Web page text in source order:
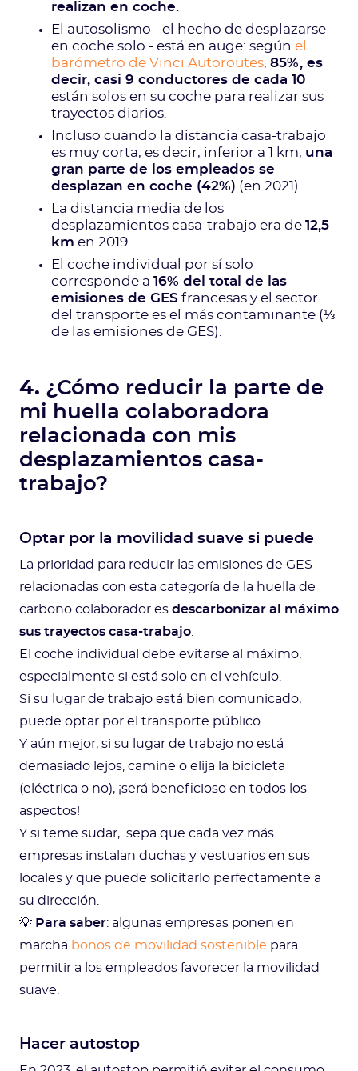
realizan en coche.
El autosolismo - el hecho de desplazarse
en coche solo - está en auge: según el
barómetro de Vinci Autoroutes, 85%, es
decir, casi 9 conductores de cada 10
están solos en su coche para realizar sus
trayectos diarios.
Incluso cuando la distancia casa-trabajo
es muy corta, es decir, inferior a 1 km, una
gran parte de los empleados se
desplazan en coche (42%) (en 2021).
La distancia media de los
desplazamientos casa-trabajo era de 12,5
km en 2019.
El coche individual por sí solo
corresponde a 16% del total de las
emisiones de GES francesas y el sector
del transporte es el más contaminante (⅓
de las emisiones de GES).
4. ¿Cómo reducir la parte de
mi huella colaboradora
relacionada con mis
desplazamientos casa-
trabajo?
Optar por la movilidad suave si puede
La prioridad para reducir las emisiones de GES
relacionadas con esta categoría de la huella de
carbono colaborador es descarbonizar al máximo
sus trayectos casa-trabajo
El coche individual debe evitarse al máximo,
especialmente si está solo en el vehículo.
Si su lugar de trabajo está bien comunicado,
puede optar por el transporte público.
Y aún mejor, si su lugar de trabajo no está
demasiado lejos, camine o elija la bicicleta
(eléctrica o no), ¡será beneficioso en todos los
aspectos!
Y si teme sudar, sepa que cada vez más
empresas instalan duchas y vestuarios en sus
locales y que puede solicitarlo perfectamente a
su dirección.
💡 Para saber: algunas empresas ponen en
marcha bonos de movilidad sostenible para
permitir a los empleados favorecer la movilidad
suave.
Hacer autostop